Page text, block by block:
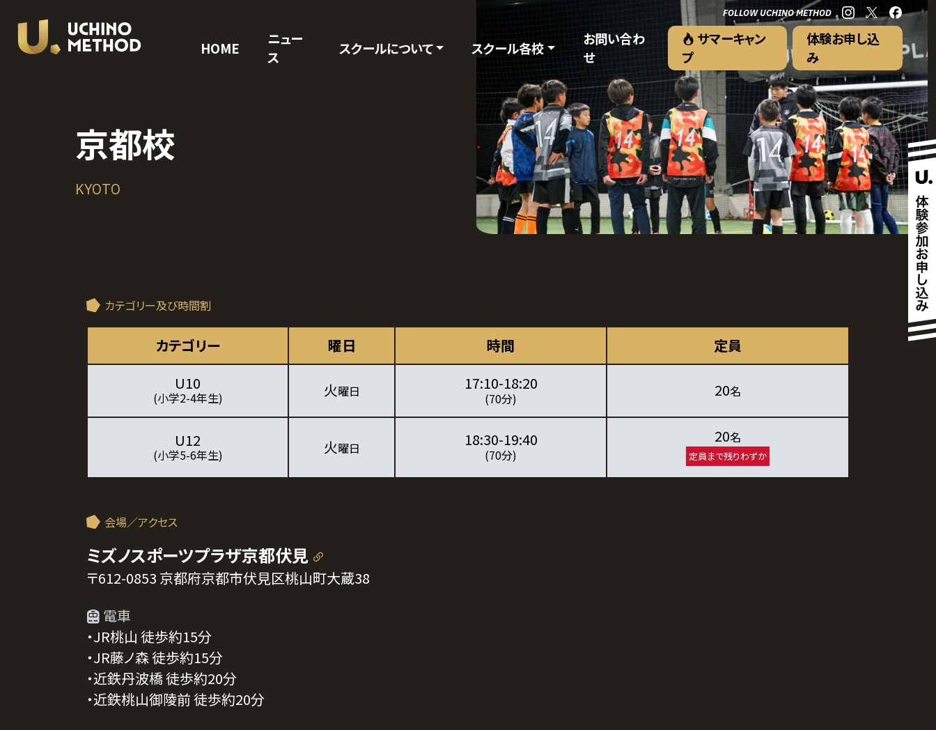
FOLLOW UCHINO METHOD
HOME
ニュー
ス
スクールについて スクール各校
お問い合わ
せ
サマーキャン
プ
体験お申し込
み
京都校
KYOTO
カテゴリー及び時間割
カテゴリー 曜日 時間
定員
U10
(小学2-4年生) 火曜日 17:10-18:20
(70分) 20名
U12
(小学5-6年生) 火曜日 18:30-19:40
(70分)
20名
定員まで残りわずか
会場／アクセス
ミズノスポーツプラザ京都伏見
〒612-0853 京都府京都市伏見区桃山町大蔵38
電車
・JR桃山 徒歩約15分
・JR藤ノ森 徒歩約15分
・近鉄丹波橋 徒歩約20分
・近鉄桃山御陵前 徒歩約20分